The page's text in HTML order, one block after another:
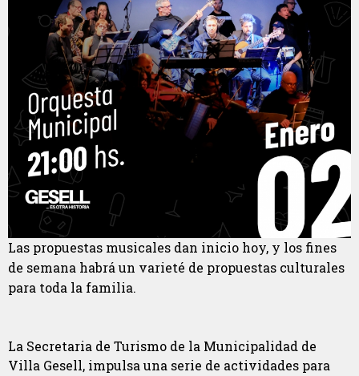
Las propuestas musicales dan inicio hoy, y los fines
de semana habrá un varieté de propuestas culturales
para toda la familia.
La Secretaria de Turismo de la Municipalidad de
Villa Gesell, impulsa una serie de actividades para